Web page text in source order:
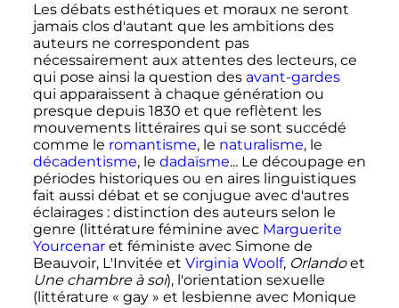
Les débats esthétiques et moraux ne seront
jamais clos d'autant que les ambitions des
auteurs ne correspondent pas
nécessairement aux attentes des lecteurs, ce
qui pose ainsi la question des avant-gardes
qui apparaissent à chaque génération ou
presque depuis 1830 et que reflètent les
mouvements littéraires qui se sont succédé
comme le romantisme, le naturalisme, le
décadentisme, le dadaïsme... Le découpage en
périodes historiques ou en aires linguistiques
fait aussi débat et se conjugue avec d'autres
éclairages : distinction des auteurs selon le
genre (littérature féminine avec Marguerite
Yourcenaret féministe avec Simone de
Beauvoir, L'Invitée et Virginia Woolf, Orlandoet
Une chambre à soi), l'orientation sexuelle
(littérature « gay » et lesbienne avec Monique